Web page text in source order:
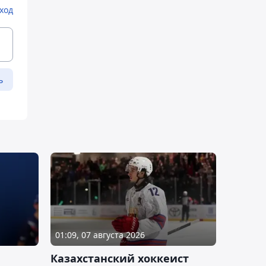
01:09, 07 августа 2026
Казахстанский хоккеист